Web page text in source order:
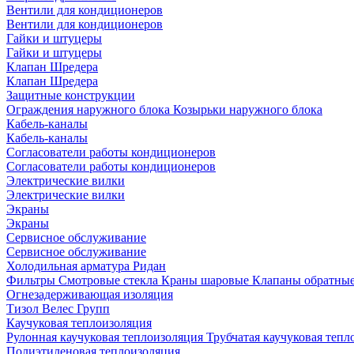
Вентили для кондиционеров
Вентили для кондиционеров
Гайки и штуцеры
Гайки и штуцеры
Клапан Шредера
Клапан Шредера
Защитные конструкции
Ограждения наружного блока Козырьки наружного блока
Кабель-каналы
Кабель-каналы
Согласователи работы кондиционеров
Согласователи работы кондиционеров
Электрические вилки
Электрические вилки
Экраны
Экраны
Сервисное обслуживание
Сервисное обслуживание
Холодильная арматура Ридан
Фильтры Смотровые стекла Краны шаровые Клапаны
Огнезадерживающая изоляция
Тизол Велес Групп
Каучуковая теплоизоляция
Рулонная каучуковая теплоизоляция Трубчатая каучуковая
Полиэтиленовая теплоизоляция